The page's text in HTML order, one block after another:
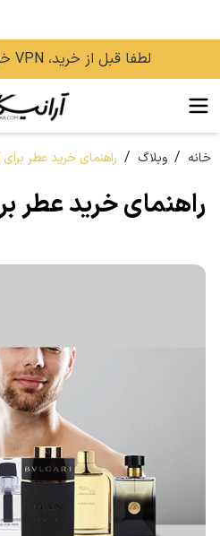
لطفا قبل از خرید، VPN خود را خاموش کنید.
خانه / وبلاگ / راهنمای خرید عطر برای
راهنمای خرید عطر